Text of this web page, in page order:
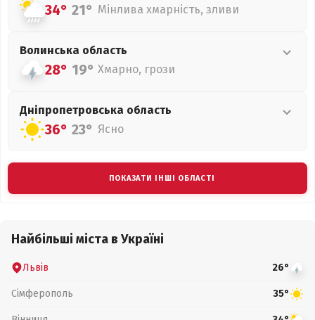
34° 21° Мінлива хмарність, зливи
Волинська область
28° 19° Хмарно, грози
Дніпропетровська область
36° 23° Ясно
ПОКАЗАТИ ІНШІ ОБЛАСТІ
Найбільші міста в Україні
Львів 26°
Сімферополь 35°